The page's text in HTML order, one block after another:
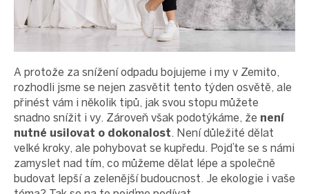
A protože za snížení odpadu bojujeme i my v Zemito,
rozhodli jsme se nejen zasvětit tento týden osvětě, ale
přinést vám i několik tipů, jak svou stopu můžete
snadno snížit i vy. Zároveň však podotýkáme, že není
nutné usilovat o dokonalost. Není důležité dělat
velké kroky, ale pohybovat se kupředu. Pojďte se s námi
zamyslet nad tím, co můžeme dělat lépe a společně
budovat lepší a zelenější budoucnost. Je ekologie i vaše